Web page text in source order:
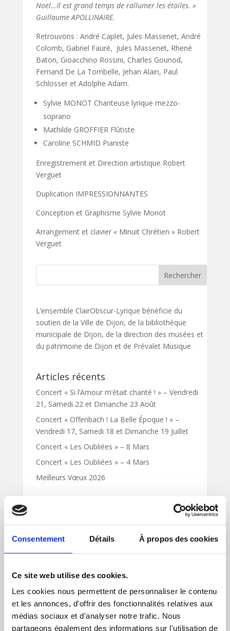
Consentement Détails À propos des cookies
Ce site web utilise des cookies.
Les cookies nous permettent de personnaliser le contenu
et les annonces, d'offrir des fonctionnalités relatives aux
médias sociaux et d'analyser notre trafic. Nous
partageons également des informations sur l'utilisation de
Noël…Il est grand temps de rallumer les étoiles. »
Guillaume APOLLINAIRE.
Retrouvons : André Caplet, Jules Massenet, André
Colomb, Gabriel Fauré, Jules Massenet, Rhené
Baton, Gioacchino Rossini, Charles Gounod,
Fernand De La Tombelle, Jehan Alain, Paul
Schlosser et Adolphe Adam.
Sylvie MONOT Chanteuse lyrique mezzo-
soprano
Mathilde GROFFIER Flûtiste
Caroline SCHMID Pianiste
Enregistrement et Direction artistique Robert
Verguet
Duplication IMPRESSIONNANTES
Conception et Graphisme Sylvie Monot
Arrangement et clavier « Minuit Chrétien » Robert
Verguet
L’ensemble ClairObscur-Lyrique bénéficie du
soutien de la Ville de Dijon, de la bibliothèque
municipale de Dijon, de la direction des musées et
du patrimoine de Dijon et de Prévalet Musique.
Articles récents
Concert « Si l’Amour m’était chanté ! » – Vendredi
21, Samedi 22 et Dimanche 23 Août
Concert « Offenbach ! La Belle Époque ! » –
Vendredi 17, Samedi 18 et Dimanche 19 Juillet
Concert « Les Oubliées » – 8 Mars
Concert « Les Oubliées » – 4 Mars
Meilleurs Vœux 2026
Yoanndans9 mars 2017 – Chalon sur Saône –
Concert
Archives
mai 2026
février 2026
janvier 2026